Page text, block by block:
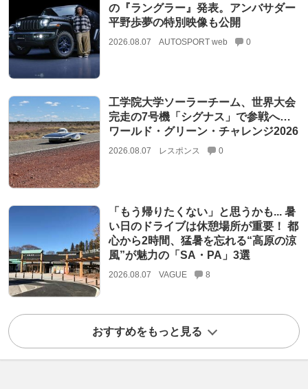
の『ラングラー』発表。アンバサダー
平野歩夢の特別映像も公開
2026.08.07 AUTOSPORT web 0
工学院大学ソーラーチーム、世界大会
完走の7号機「シグナス」で参戦へ…
ワールド・グリーン・チャレンジ2026
2026.08.07 レスポンス 0
「もう帰りたくない」と思うかも... 暑
い日のドライブは休憩場所が重要！ 都
心から2時間、猛暑を忘れる“高原の涼
風”が魅力の「SA・PA」3選
2026.08.07 VAGUE 8
おすすめをもっと見る